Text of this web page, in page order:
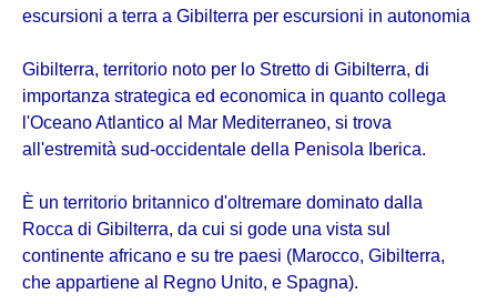
escursioni a terra a Gibilterra per escursioni in autonomia
Gibilterra, territorio noto per lo Stretto di Gibilterra, di
importanza strategica ed economica in quanto collega
l'Oceano Atlantico al Mar Mediterraneo, si trova
all'estremità sud-occidentale della Penisola Iberica.
È un territorio britannico d'oltremare dominato dalla
Rocca di Gibilterra, da cui si gode una vista sul
continente africano e su tre paesi (Marocco, Gibilterra,
che appartiene al Regno Unito, e Spagna).